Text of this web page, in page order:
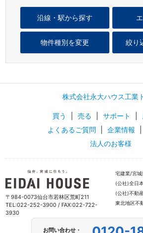
沿線・駅から探す
物件種別を変更 絞り
株式会社永大ハウス工業
買う 売る サポート
よくあるご質問
企業情報
法人のお客様
〒984-0073仙台市若林区荒町211
TEL:022-252-3900 / FAX:022-722-
3930
宅建業/宮
(公社)全日
(公社)不動
東北地区不
お問い合わせ・